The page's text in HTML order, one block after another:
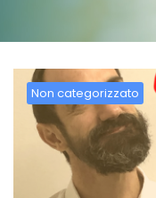
Non categorizzato